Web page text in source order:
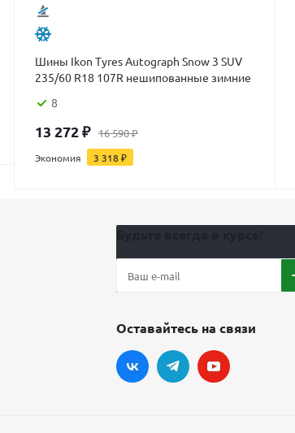
Шины Ikon Tyres Autograph Snow 3 SUV
235/60 R18 107R нешипованные зимние
8
13 272₽ 16 590₽
Экономия 3 318 ₽
Оставайтесь на связи